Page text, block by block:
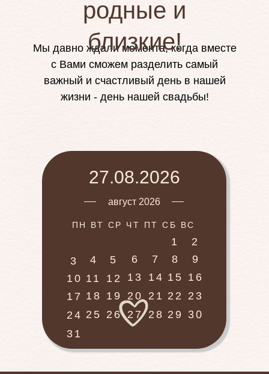
Мы давно ждали момента, когда вместе
с Вами сможем разделить самый
важный и счастливый день в нашей
жизни - день нашей свадьбы!
родные и
близкие!
7
27.08.2026
31
ПН ВТ СР ЧТ ПТ СБ ВС
1
12
11
10
9
8
6
5
4
2
15
14
13
20
19
18
17
16
22
21
27
26
25
24
23
3
29
28 30
август 2026